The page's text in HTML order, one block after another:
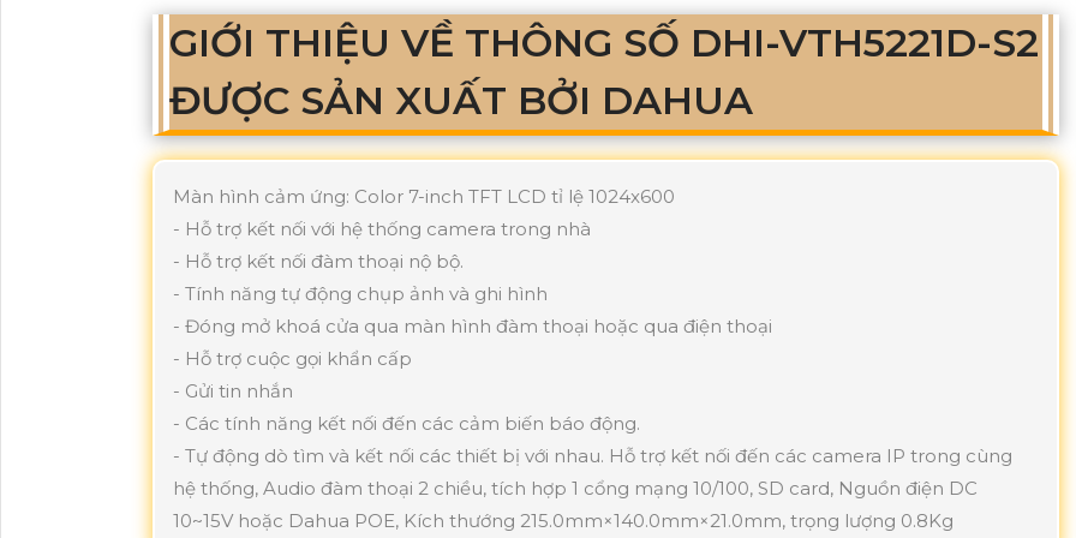
GIỚI THIỆU VỀ THÔNG SỐ DHI-VTH5221D-S2
ĐƯỢC SẢN XUẤT BỞI DAHUA
Màn hình cảm ứng: Color 7-inch TFT LCD tỉ lệ 1024x600
- Hỗ trợ kết nối với hệ thống camera trong nhà
- Hỗ trợ kết nối đàm thoại nộ bộ.
- Tính năng tự động chụp ảnh và ghi hình
- Đóng mở khoá cửa qua màn hình đàm thoại hoặc qua điện thoại
- Hỗ trợ cuộc gọi khẩn cấp
- Gửi tin nhắn
- Các tính năng kết nối đến các cảm biến báo động.
- Tự động dò tìm và kết nối các thiết bị với nhau. Hỗ trợ kết nối đến các camera IP trong cùng
hệ thống, Audio đàm thoại 2 chiều, tích hợp 1 cổng mạng 10/100, SD card, Nguồn điện DC
10~15V hoặc Dahua POE, Kích thướng 215.0mm×140.0mm×21.0mm, trọng lượng 0.8Kg